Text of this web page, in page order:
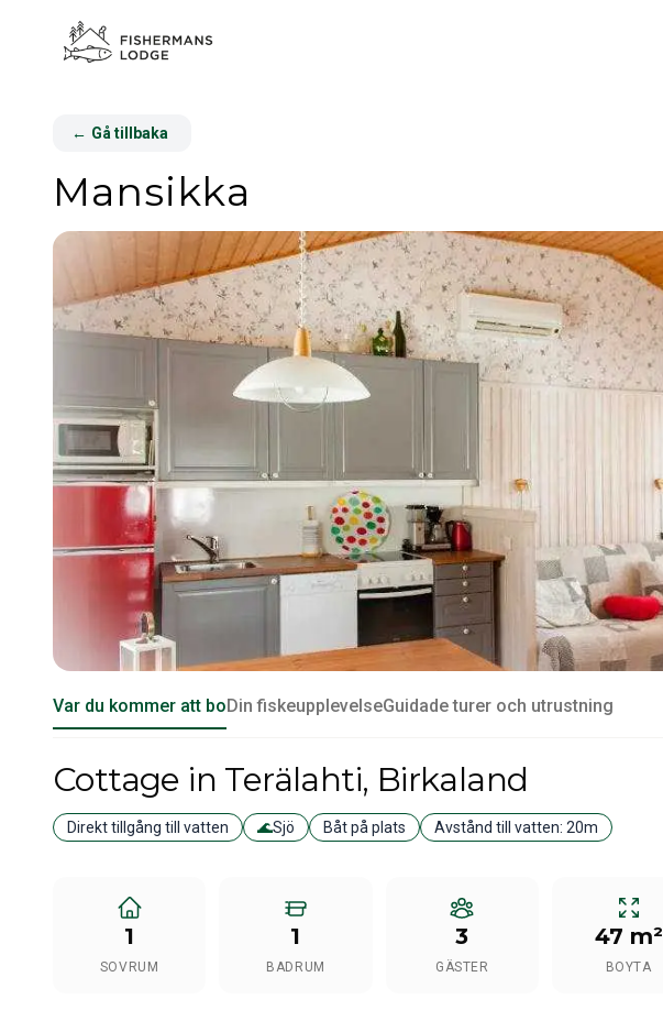
← Gå tillbaka
Mansikka
Var du kommer att boDin fiskeupplevelseGuidade turer och utrustning
Cottage in Terälahti, Birkaland
Direkt tillgång till vatten 🌊Sjö Båt på plats Avstånd till vatten: 20m
1
SOVRUM
1
BADRUM
3
GÄSTER
47 m²
BOYTA